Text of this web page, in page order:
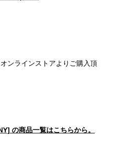
ンラインストアよりご購入頂
の商品一覧はこちらから。